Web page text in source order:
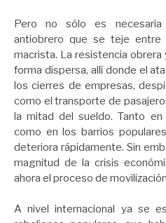
Pero no sólo es
antiobrero que se teje entre
macrista. La resistencia obrera
forma dispersa, allí donde el
los cierres de empresas,
como el transporte de
la mitad del sueldo. Tanto
como en los barrios
deteriora rápidamente. Sin
magnitud de la crisis
ahora el proceso de
A nivel internacional ya se